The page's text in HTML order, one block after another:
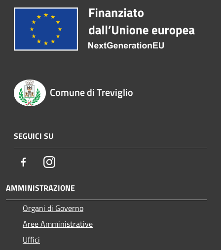
Comune di Treviglio
SEGUICI SU
FacebookInstagram
AMMINISTRAZIONE
Organi di Governo
Aree Amministrative
Uffici